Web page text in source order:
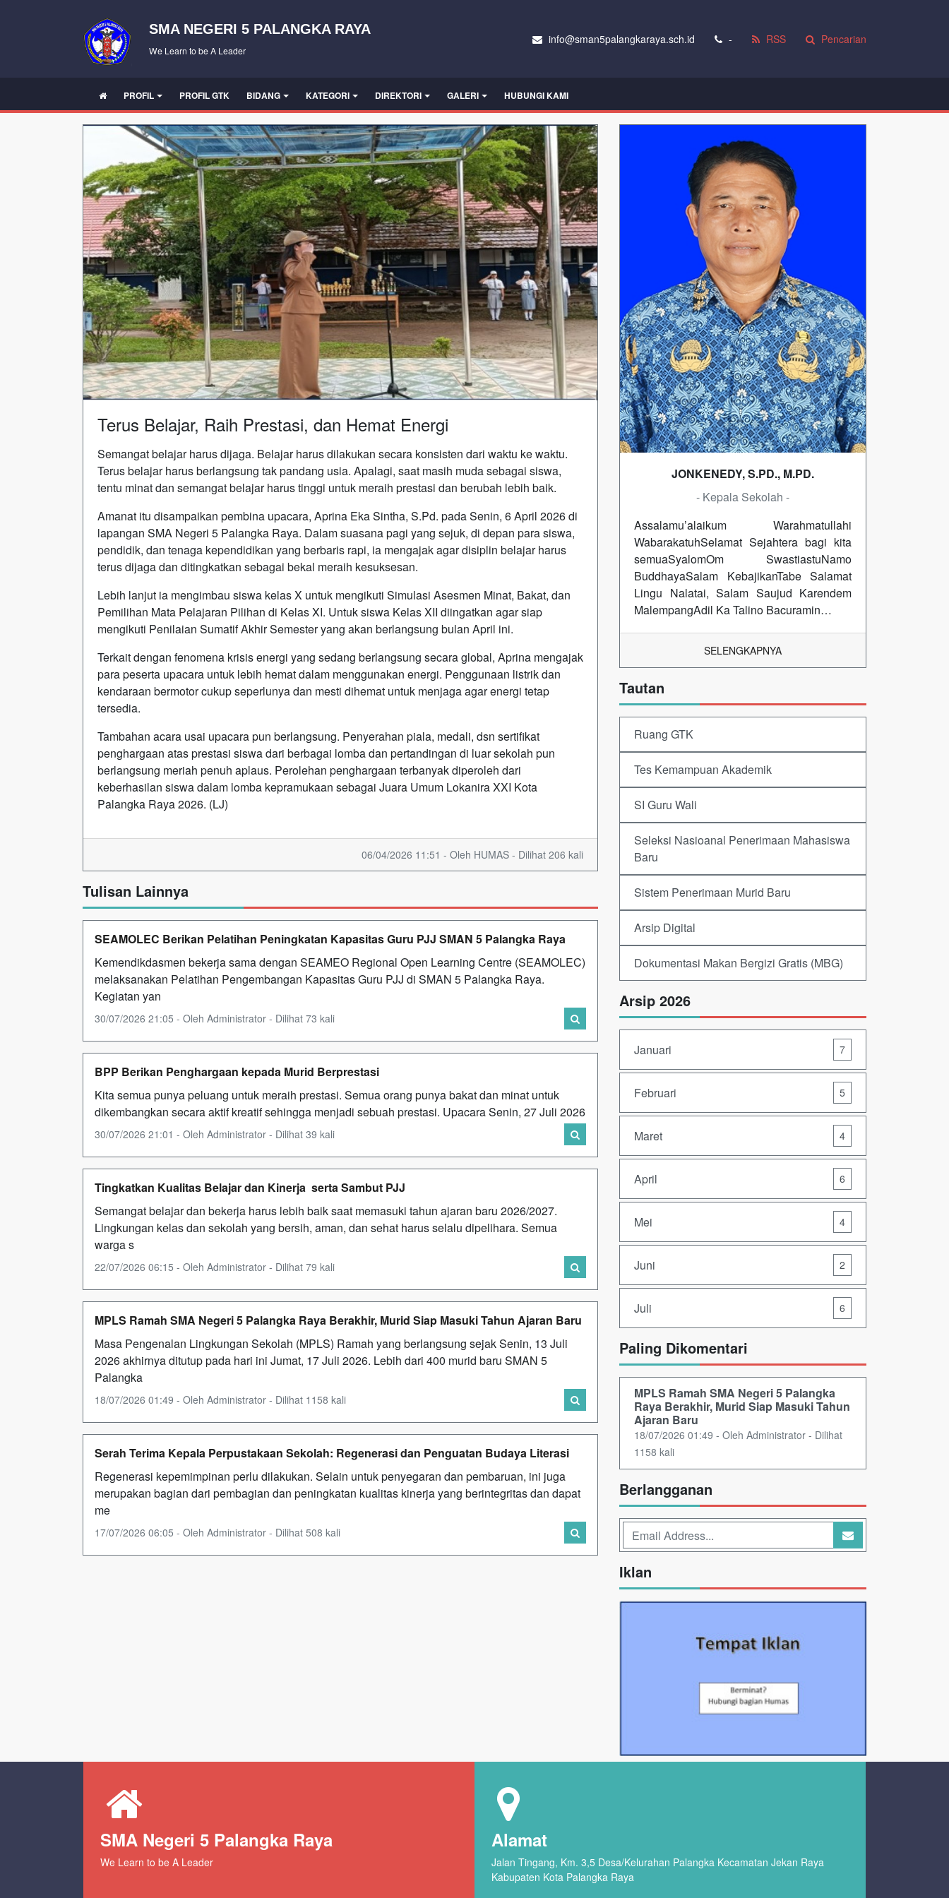
SMA NEGERI 5 PALANGKA RAYA
We Learn to be A Leader
info@sman5palangkaraya.sch.id - RSS Pencarian
PROFIL PROFIL GTK BIDANG KATEGORI DIREKTORI GALERI HUBUNGI KAMI
Terus Belajar, Raih Prestasi, dan Hemat Energi
Semangat belajar harus dijaga. Belajar harus dilakukan secara konsisten dari waktu ke waktu.
Terus belajar harus berlangsung tak pandang usia. Apalagi, saat masih muda sebagai siswa,
tentu minat dan semangat belajar harus tinggi untuk meraih prestasi dan berubah lebih baik.
Amanat itu disampaikan pembina upacara, Aprina Eka Sintha, S.Pd. pada Senin, 6 April 2026 di
lapangan SMA Negeri 5 Palangka Raya. Dalam suasana pagi yang sejuk, di depan para siswa,
pendidik, dan tenaga kependidikan yang berbaris rapi, ia mengajak agar disiplin belajar harus
terus dijaga dan ditingkatkan sebagai bekal meraih kesuksesan.
Lebih lanjut ia mengimbau siswa kelas X untuk mengikuti Simulasi Asesmen Minat, Bakat, dan
Pemilihan Mata Pelajaran Pilihan di Kelas XI. Untuk siswa Kelas XII diingatkan agar siap
mengikuti Penilaian Sumatif Akhir Semester yang akan berlangsung bulan April ini.
Terkait dengan fenomena krisis energi yang sedang berlangsung secara global, Aprina mengajak
para peserta upacara untuk lebih hemat dalam menggunakan energi. Penggunaan listrik dan
kendaraan bermotor cukup seperlunya dan mesti dihemat untuk menjaga agar energi tetap
tersedia.
Tambahan acara usai upacara pun berlangsung. Penyerahan piala, medali, dsn sertifikat
penghargaan atas prestasi siswa dari berbagai lomba dan pertandingan di luar sekolah pun
berlangsung meriah penuh aplaus. Perolehan penghargaan terbanyak diperoleh dari
keberhasilan siswa dalam lomba kepramukaan sebagai Juara Umum Lokanira XXI Kota
Palangka Raya 2026. (LJ)
06/04/2026 11:51 - Oleh HUMAS - Dilihat 206 kali
Tulisan Lainnya
SEAMOLEC Berikan Pelatihan Peningkatan Kapasitas Guru PJJ SMAN 5 Palangka Raya
Kemendikdasmen bekerja sama dengan SEAMEO Regional Open Learning Centre (SEAMOLEC)
melaksanakan Pelatihan Pengembangan Kapasitas Guru PJJ di SMAN 5 Palangka Raya.
Kegiatan yan
30/07/2026 21:05 - Oleh Administrator - Dilihat 73 kali
BPP Berikan Penghargaan kepada Murid Berprestasi
Kita semua punya peluang untuk meraih prestasi. Semua orang punya bakat dan minat untuk
dikembangkan secara aktif kreatif sehingga menjadi sebuah prestasi. Upacara Senin, 27 Juli 2026
30/07/2026 21:01 - Oleh Administrator - Dilihat 39 kali
Tingkatkan Kualitas Belajar dan Kinerja serta Sambut PJJ
Semangat belajar dan bekerja harus lebih baik saat memasuki tahun ajaran baru 2026/2027.
Lingkungan kelas dan sekolah yang bersih, aman, dan sehat harus selalu dipelihara. Semua
warga s
22/07/2026 06:15 - Oleh Administrator - Dilihat 79 kali
MPLS Ramah SMA Negeri 5 Palangka Raya Berakhir, Murid Siap Masuki Tahun Ajaran Baru
Masa Pengenalan Lingkungan Sekolah (MPLS) Ramah yang berlangsung sejak Senin, 13 Juli
2026 akhirnya ditutup pada hari ini Jumat, 17 Juli 2026. Lebih dari 400 murid baru SMAN 5
Palangka
18/07/2026 01:49 - Oleh Administrator - Dilihat 1158 kali
Serah Terima Kepala Perpustakaan Sekolah: Regenerasi dan Penguatan Budaya Literasi
Regenerasi kepemimpinan perlu dilakukan. Selain untuk penyegaran dan pembaruan, ini juga
merupakan bagian dari pembagian dan peningkatan kualitas kinerja yang berintegritas dan dapat
me
17/07/2026 06:05 - Oleh Administrator - Dilihat 508 kali
JONKENEDY, S.PD., M.PD.
- Kepala Sekolah -
Assalamu’alaikum Warahmatullahi
WabarakatuhSelamat Sejahtera bagi kita
semuaSyalomOm SwastiastuNamo
BuddhayaSalam KebajikanTabe Salamat
Lingu Nalatai, Salam Saujud Karendem
MalempangAdil Ka Talino Bacuramin…
SELENGKAPNYA
Tautan
Ruang GTK
Tes Kemampuan Akademik
SI Guru Wali
Seleksi Nasioanal Penerimaan Mahasiswa
Baru
Sistem Penerimaan Murid Baru
Arsip Digital
Dokumentasi Makan Bergizi Gratis (MBG)
Arsip 2026
Januari 7
Februari 5
Maret 4
April 6
Mei 4
Juni 2
Juli 6
Paling Dikomentari
MPLS Ramah SMA Negeri 5 Palangka
Raya Berakhir, Murid Siap Masuki Tahun
Ajaran Baru
18/07/2026 01:49 - Oleh Administrator - Dilihat
1158 kali
Berlangganan
Iklan
SMA Negeri 5 Palangka Raya
We Learn to be A Leader
Alamat
Jalan Tingang, Km. 3,5 Desa/Kelurahan Palangka Kecamatan Jekan Raya
Kabupaten Kota Palangka Raya